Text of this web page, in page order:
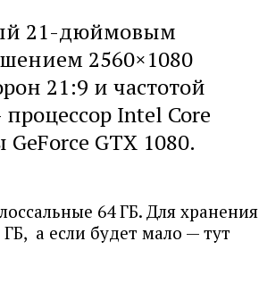
21-дюймовым
2560×1080
21:9 и частотой
Intel Core
GTX 1080.
64 ГБ. Для хранения
а если будет мало — тут